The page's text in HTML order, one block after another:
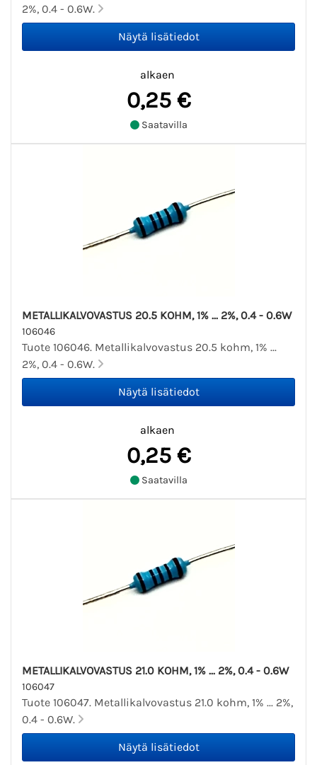
2%, 0.4 - 0.6W.
alkaen
0,25 €
Saatavilla
METALLIKALVOVASTUS 20.5 KOHM, 1% ... 2%, 0.4 - 0.6W
106046
Tuote 106046. Metallikalvovastus 20.5 kohm, 1% ...
2%, 0.4 - 0.6W.
alkaen
0,25 €
Saatavilla
METALLIKALVOVASTUS 21.0 KOHM, 1% ... 2%, 0.4 - 0.6W
106047
Tuote 106047. Metallikalvovastus 21.0 kohm, 1% ... 2%,
0.4 - 0.6W.